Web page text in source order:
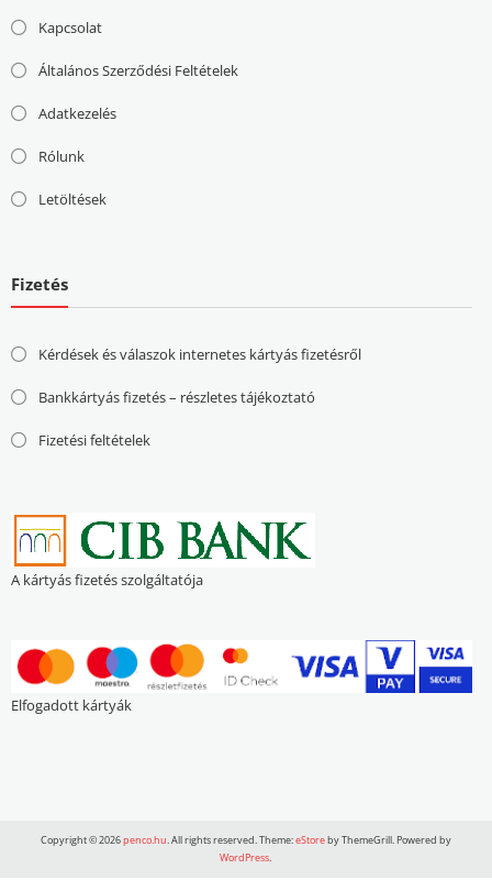
Kapcsolat
Általános Szerződési Feltételek
Adatkezelés
Rólunk
Letöltések
Fizetés
Kérdések és válaszok internetes kártyás fizetésről
Bankkártyás fizetés – részletes tájékoztató
Fizetési feltételek
A kártyás fizetés szolgáltatója
Elfogadott kártyák
Copyright © 2026penco.hu. All rights reserved. Theme:eStoreby ThemeGrill. Powered by
WordPress.